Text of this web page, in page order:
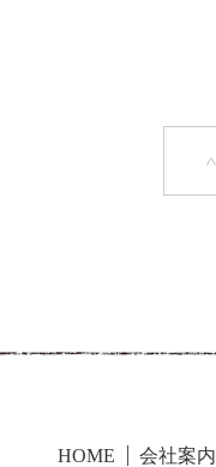
HOME 会社案内